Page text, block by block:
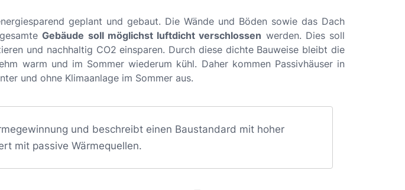
geplant und gebaut. Die Wände und Böden sowie das Dach
Gebäude soll möglichst luftdicht verschlossen werden. Dies soll
und nachhaltig CO2 einsparen. Durch diese dichte Bauweise bleibt die
warm und im Sommer wiederum kühl. Daher kommen Passivhäuser in
und ohne Klimaanlage im Sommer aus.
und beschreibt einen Baustandard mit hoher
mit passive Wärmequellen.